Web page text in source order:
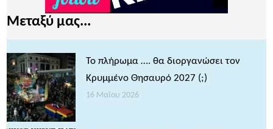
Μεταξύ μας...
Το πλήρωμα …. θα διοργανώσει τον
Κρυμμένο Θησαυρό 2027 (;)
16 Μαΐου 2026